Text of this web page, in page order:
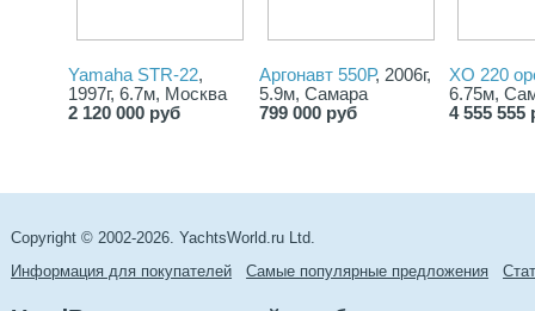
Yamaha STR-22,
1997г, 6.7м, Москва
2 120 000 руб
Аргонавт 550Р, 2006г,
5.9м, Самара
799 000 руб
XO 220
6.75м,
4 555 555
Copyright © 2002-2026. YachtsWorld.ru Ltd.
Информация для покупателей
Самые популярные предложения